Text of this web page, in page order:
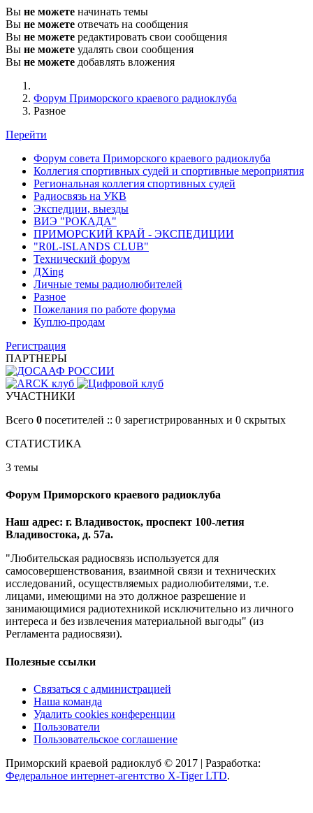
Вы не можете начинать темы
Вы не можете отвечать на сообщения
Вы не можете редактировать свои сообщения
Вы не можете удалять свои сообщения
Вы не можете добавлять вложения
Форум Приморского краевого радиоклуба
Разное
Перейти
Форум совета Приморского краевого радиоклуба
Коллегия спортивных судей и спортивные мероприятия
Региональная коллегия спортивных судей
Радиосвязь на УКВ
Экспедции, выезды
ВИЭ "РОКАДА"
ПРИМОРСКИЙ КРАЙ - ЭКСПЕДИЦИИ
"R0L-ISLANDS CLUB"
Технический форум
ДХing
Личные темы радиолюбителей
Разное
Пожелания по работе форума
Куплю-продам
Регистрация
ПАРТНЕРЫ
УЧАСТНИКИ
Всего 0 посетителей :: 0 зарегистрированных и 0 скрытых
СТАТИСТИКА
3 темы
Форум Приморского краевого радиоклуба
Наш адрес: г. Владивосток, проспект 100-летия
Владивостока, д. 57а.
"Любительская радиосвязь используется для
самосовершенствования, взаимной связи и технических
исследований, осуществляемых радиолюбителями, т.е.
лицами, имеющими на это должное разрешение и
занимающимися радиотехникой исключительно из личного
интереса и без извлечения материальной выгоды" (из
Регламента радиосвязи).
Полезные ссылки
Связаться с администрацией
Наша команда
Удалить cookies конференции
Пользователи
Пользовательское соглашение
Приморский краевой радиоклуб © 2017 | Разработка:
Федеральное интернет-агентство X-Tiger LTD.